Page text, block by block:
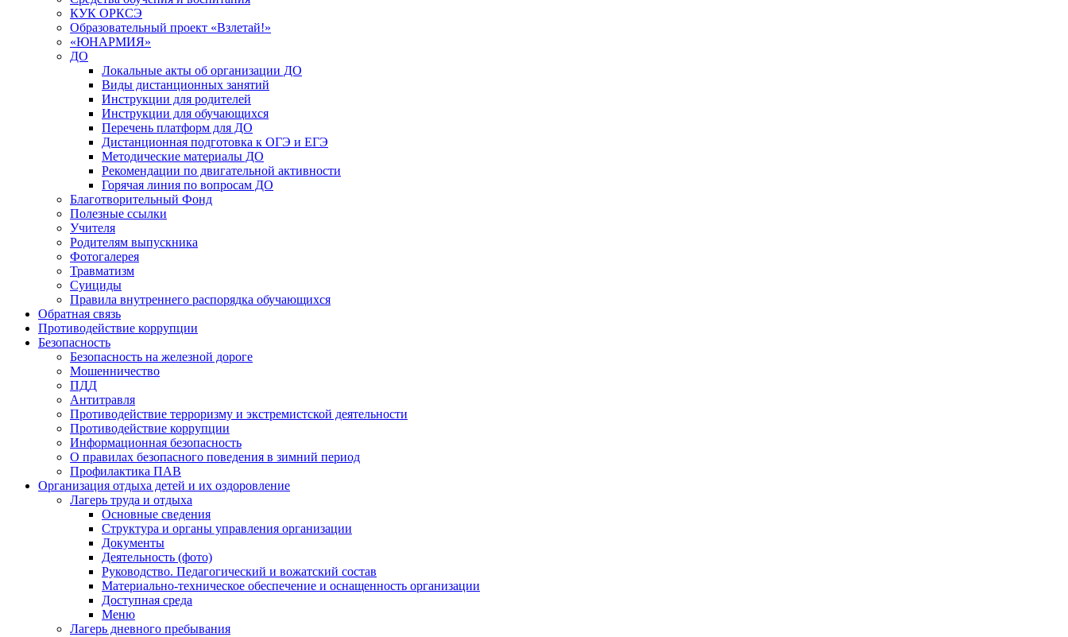
КУК ОРКСЭ
Образовательный проект «Взлетай!»
«ЮНАРМИЯ»
ДО
Локальные акты об организации ДО
Виды дистанционных занятий
Инструкции для родителей
Инструкции для обучающихся
Перечень платформ для ДО
Дистанционная подготовка к ОГЭ и ЕГЭ
Методические материалы ДО
Рекомендации по двигательной активности
Горячая линия по вопросам ДО
Благотворительный Фонд
Полезные ссылки
Учителя
Родителям выпускника
Фотогалерея
Травматизм
Суициды
Правила внутреннего распорядка обучающихся
Обратная связь
Противодействие коррупции
Безопасность
Безопасность на железной дороге
Мошенничество
ПДД
Антитравля
Противодействие терроризму и экстремистской деятельности
Противодействие коррупции
Информационная безопасность
О правилах безопасного поведения в зимний период
Профилактика ПАВ
Организация отдыха детей и их оздоровление
Лагерь труда и отдыха
Основные сведения
Структура и органы управления организации
Документы
Деятельность (фото)
Руководство. Педагогический и вожатский состав
Материально-техническое обеспечение и оснащенность организации
Доступная среда
Меню
Лагерь дневного пребывания